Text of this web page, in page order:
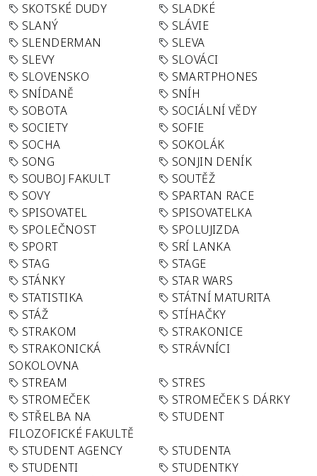
SKOTSKÉ DUDY
SLADKÉ
SLANÝ
SLÁVIE
SLENDERMAN
SLEVA
SLEVY
SLOVÁCI
SLOVENSKO
SMARTPHONES
SNÍDANĚ
SNÍH
SOBOTA
SOCIÁLNÍ VĚDY
SOCIETY
SOFIE
SOCHA
SOKOLÁK
SONG
SONJIN DENÍK
SOUBOJ FAKULT
SOUTĚŽ
SOVY
SPARTAN RACE
SPISOVATEL
SPISOVATELKA
SPOLEČNOST
SPOLUJIZDA
SPORT
SRÍ LANKA
STAG
STAGE
STÁNKY
STAR WARS
STATISTIKA
STÁTNÍ MATURITA
STÁŽ
STÍHAČKY
STRAKOM
STRAKONICE
STRAKONICKÁ
SOKOLOVNA
STRÁVNÍCI
STREAM
STRES
STROMEČEK
STROMEČEK S DÁRKY
STŘELBA NA
FILOZOFICKÉ FAKULTĚ
STUDENT
STUDENT AGENCY
STUDENTA
STUDENTI
STUDENTKY